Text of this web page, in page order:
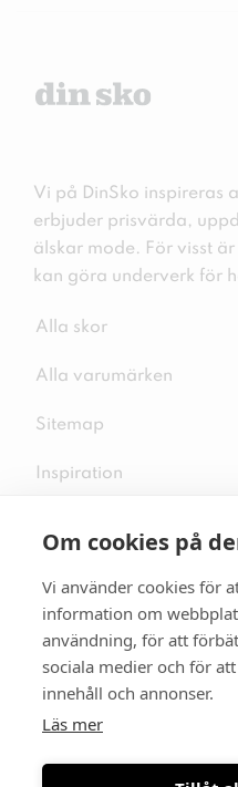
Om cookies på
Vi använder cookies för
information om
användning, för att
sociala medier och för
innehåll och annonser.
Läs mer
Vi på DinSko inspireras
erbjuder prisvärda,
älskar mode. För visst
kan göra underverk för
Alla skor
Alla varumärken
Sitemap
Inspiration
Följ oss på sociala medier
Se mer skor: